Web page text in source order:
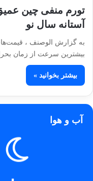
تورم منفی چین
آستانه سال نو
به گزارش الوصنف ،
بیشترین سرعت از زمان
بیشتر بخوانید »
آب و هوا